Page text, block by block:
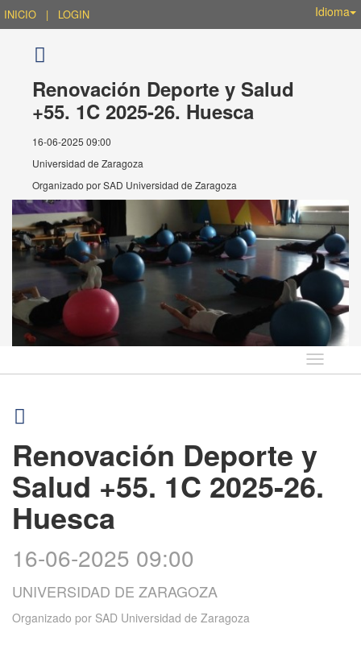
INICIO | LOGIN Idioma
Renovación Deporte y Salud
+55. 1C 2025-26. Huesca
16-06-2025 09:00
Universidad de Zaragoza
Organizado porSAD Universidad de Zaragoza
Idioma
Renovación Deporte y
Salud +55. 1C 2025-26.
Huesca
16-06-2025 09:00
UNIVERSIDAD DE ZARAGOZA
Organizado por SAD Universidad de Zaragoza